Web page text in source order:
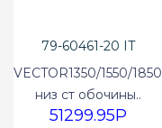
79-60461-20 IT
VECTOR1350/1550/1850
низ ст обочины..
51299.95P